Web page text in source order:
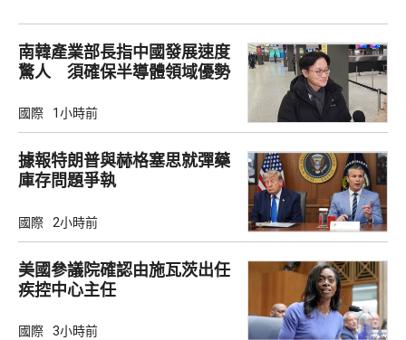
南韓產業部長指中國發展速度
驚人 須確保半導體領域優勢
國際 1小時前
據報特朗普與赫格塞思就彈藥
庫存問題爭執
國際 2小時前
美國參議院確認由施瓦茨出任
疾控中心主任
國際 3小時前